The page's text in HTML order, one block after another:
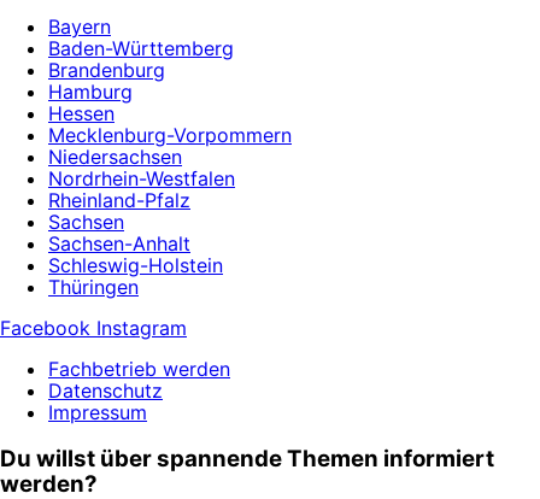
Bayern
Baden-Württemberg
Brandenburg
Hamburg
Hessen
Mecklenburg-Vorpommern
Niedersachsen
Nordrhein-Westfalen
Rheinland-Pfalz
Sachsen
Sachsen-Anhalt
Schleswig-Holstein
Thüringen
Facebook Instagram
Fachbetrieb werden
Datenschutz
Impressum
Du willst über spannende Themen informiert
werden?